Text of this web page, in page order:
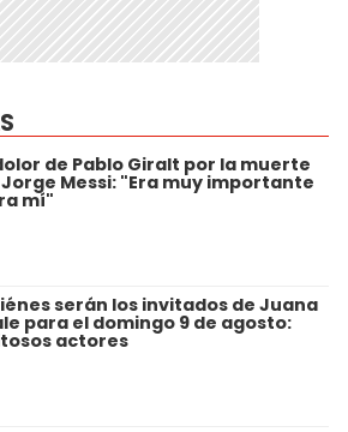
de Pablo Giralt por la muerte
Messi: "Era muy importante
mí"
serán los invitados de Juana
para el domingo 9 de agosto:
actores